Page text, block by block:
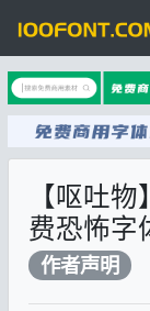
【呕吐
费恐怖字
作者声明